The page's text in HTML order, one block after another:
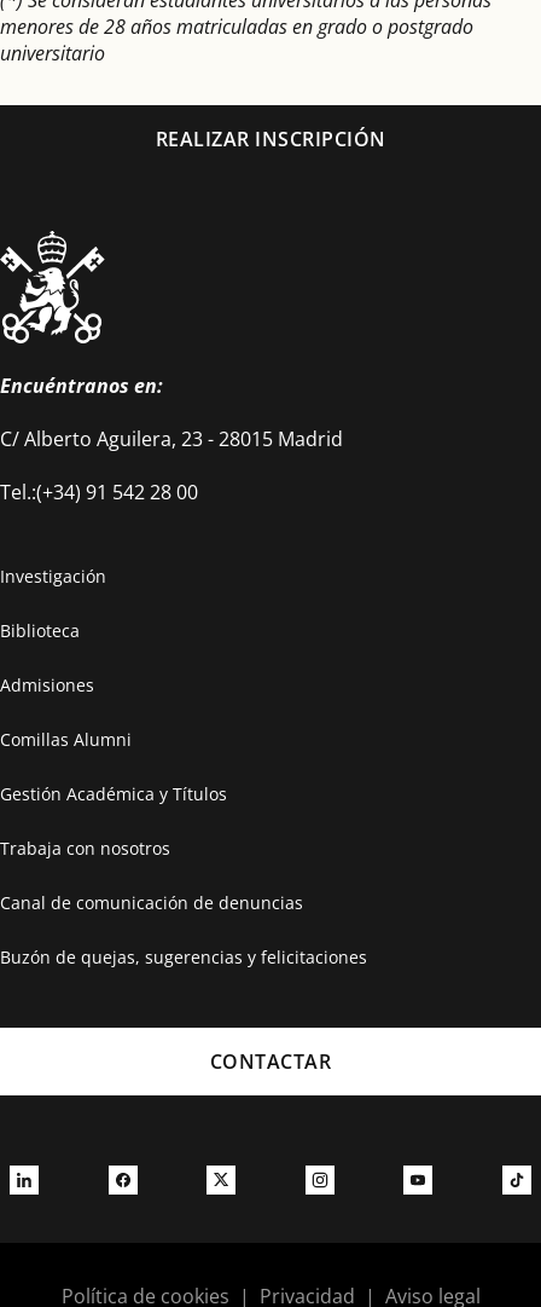
menores de 28 años matriculadas en grado o postgrado
universitario
REALIZAR INSCRIPCIÓN
Encuéntranos en:
C/ Alberto Aguilera, 23 - 28015 Madrid
Tel.:(+34) 91 542 28 00
Investigación
Biblioteca
Admisiones
Comillas Alumni
Gestión Académica y Títulos
Trabaja con nosotros
Canal de comunicación de denuncias
Buzón de quejas, sugerencias y felicitaciones
CONTACTAR
Política de cookies | Privacidad | Aviso legal